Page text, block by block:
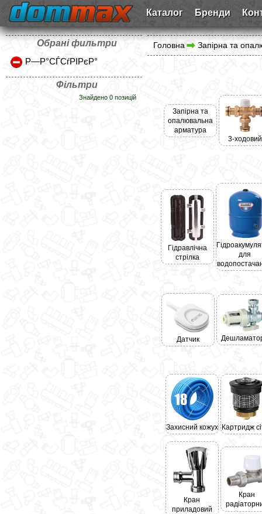
Каталог Бренди
Обрані фильтри
Р—Р°СЃСѓРІРєР°
Фільтри
Знайдено 0 позицій
Головна Запірна та
Запірна та
опалювальна
арматура
3-ходовий
Гідравлічна
стрілка
для
Датчик
Захисний кожух Картридж
Кран
приладовий
Кран